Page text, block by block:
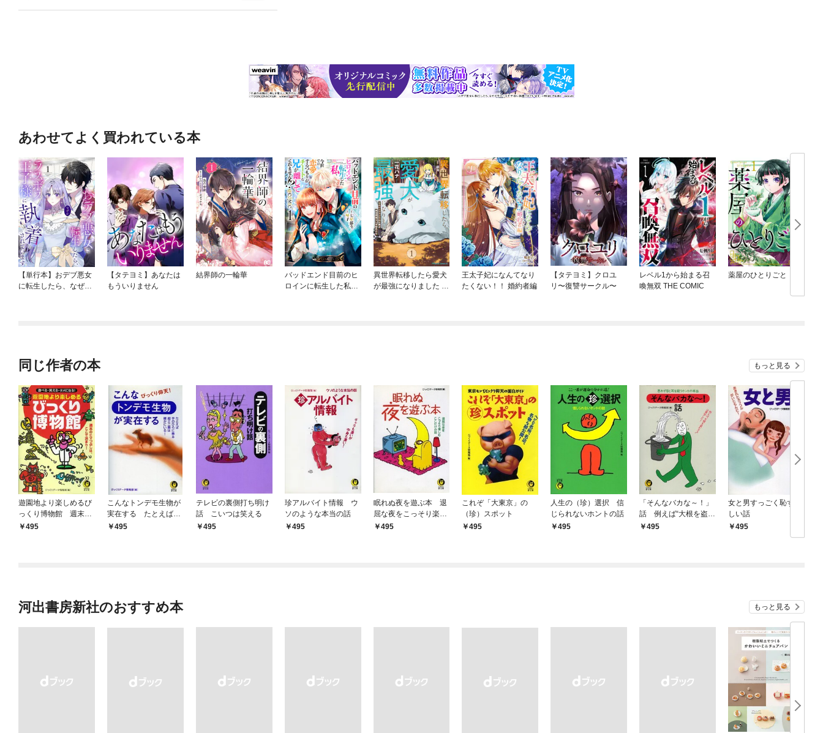
あわせてよく買われている本
【単行本】おデブ悪女
に転生したら、なぜか
【タテヨミ】あなたは
もういりません
結界師の一輪華
バッドエンド目前のヒ
ロインに転生した私、
異世界転移したら愛犬
が最強になりました ～
王太子妃になんてなり
たくない！！ 婚約者編
【タテヨミ】クロユ
リ〜復讐サークル〜
レベル1から始まる召
喚無双 THE COMIC
薬屋のひとりごと
同じ作者の本 もっと見る
遊園地より楽しめるび
っくり博物館 週末の
ヒマつぶしは、ここで
495
こんなトンデモ生物が
実在する たとえば手
のひらに乗る超ミニ鹿
495
テレビの裏側打ち明け
話 こいつは笑える
495
珍アルバイト情報 ウ
ソのような本当の話
495
眠れぬ夜を遊ぶ本 退
屈な夜をこっそり楽し
むここだけの話
495
これぞ「大東京」の
（珍）スポット
495
人生の（珍）選択 信
じられないホントの話
495
「そんなバカな～！」
話 例えば“大根を盗む
タコ”は実在した！
495
女と男すっごく恥ずか
しい話
495
河出書房新社のおすすめ本 もっと見る